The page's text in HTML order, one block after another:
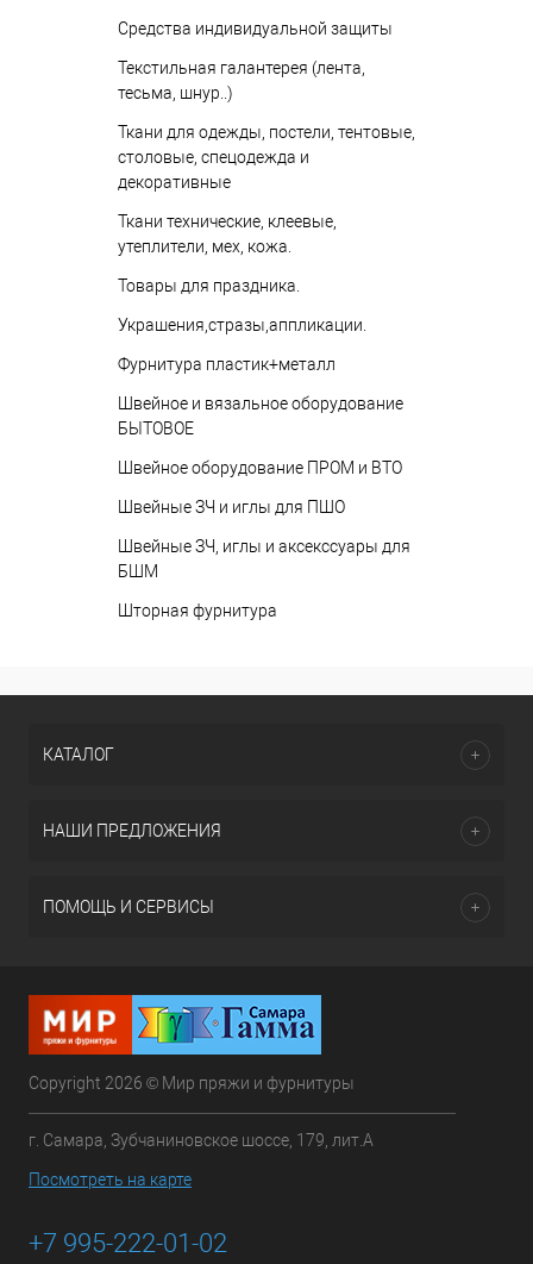
Средства индивидуальной защиты
Текстильная галантерея (лента,
тесьма, шнур..)
Ткани для одежды, постели, тентовые,
столовые, спецодежда и
декоративные
Ткани технические, клеевые,
утеплители, мех, кожа.
Товары для праздника.
Украшения,стразы,аппликации.
Фурнитура пластик+металл
Швейное и вязальное оборудование
БЫТОВОЕ
Швейное оборудование ПРОМ и ВТО
Швейные ЗЧ и иглы для ПШО
Швейные ЗЧ, иглы и аксекссуары для
БШМ
Шторная фурнитура
КАТАЛОГ
НАШИ ПРЕДЛОЖЕНИЯ
ПОМОЩЬ И СЕРВИСЫ
Copyright 2026 © Мир пряжи и фурнитуры
г. Самара, Зубчаниновское шоссе, 179, лит.А
Посмотреть на карте
+7 995-222-01-02